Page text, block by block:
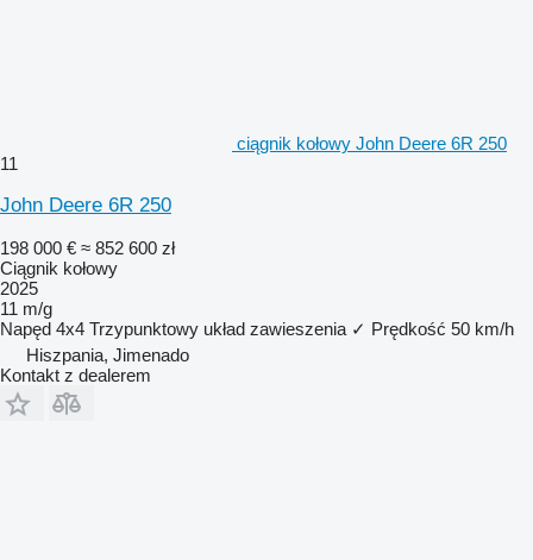
ciągnik kołowy John Deere 6R 250
11
John Deere 6R 250
198 000 € ≈ 852 600 zł
Ciągnik kołowy
2025
11 m/g
Napęd 4x4 Trzypunktowy układ zawieszenia ✓ Prędkość 50 km/h
Hiszpania, Jimenado
Kontakt z dealerem